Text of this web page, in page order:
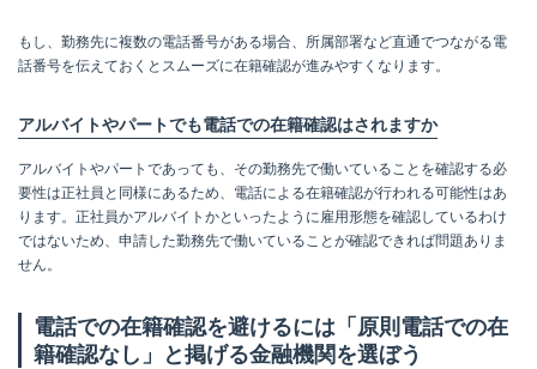
もし、勤務先に複数の電話番号がある場合、所属部署など直通でつながる電
話番号を伝えておくとスムーズに在籍確認が進みやすくなります。
アルバイトやパートでも電話での在籍確認はされますか
アルバイトやパートであっても、その勤務先で働いていることを確認する必
要性は正社員と同様にあるため、電話による在籍確認が行われる可能性はあ
ります。正社員かアルバイトかといったように雇用形態を確認しているわけ
ではないため、申請した勤務先で働いていることが確認できれば問題ありま
せん。
電話での在籍確認を避けるには「原則電話での在
籍確認なし」と掲げる金融機関を選ぼう